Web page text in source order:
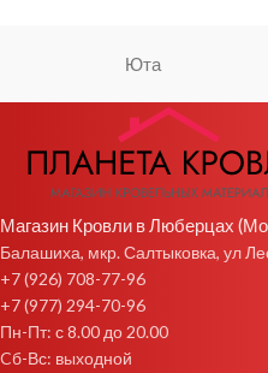
Юта
Магазин Кровли в Люберцах
Балашиха, мкр. Салтыковка, ул
+7 (926) 708-77-96
+7 (977) 294-70-96
Пн-Пт: с 8.00 до 20.00
Cб-Вс: выходной